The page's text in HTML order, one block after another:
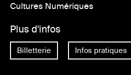
Cultures Numériques
Plus d'infos
Billetterie Infos pratiques